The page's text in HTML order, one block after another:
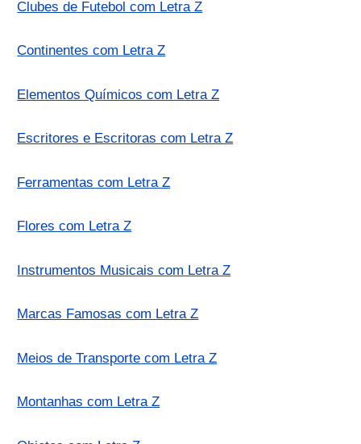
Clubes de Futebol com Letra Z
Continentes com Letra Z
Elementos Químicos com Letra Z
Escritores e Escritoras com Letra Z
Ferramentas com Letra Z
Flores com Letra Z
Instrumentos Musicais com Letra Z
Marcas Famosas com Letra Z
Meios de Transporte com Letra Z
Montanhas com Letra Z